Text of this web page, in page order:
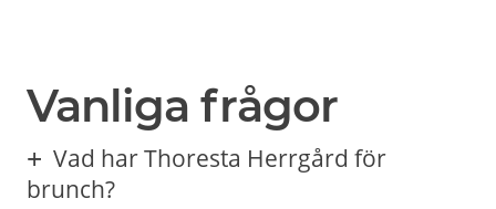
Vanliga frågor
Vad har Thoresta Herrgård för
brunch?